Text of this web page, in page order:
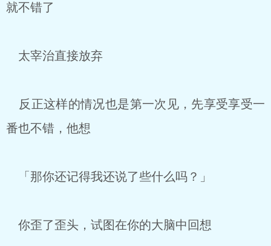
就不错了
太宰治直接放弃
反正这样的情况也是第一次见，先享受享受一
番也不错，他想
「那你还记得我还说了些什么吗？」
你歪了歪头，试图在你的大脑中回想